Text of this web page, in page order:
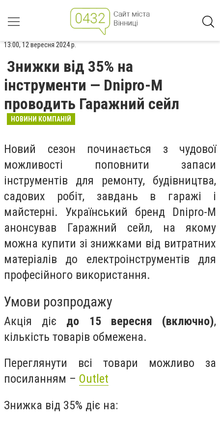
13:00, 12 вересня 2024 р.
Знижки від 35% на
інструменти — Dnipro-M
проводить Гаражний сейл
НОВИНИ КОМПАНІЙ
Новий сезон починається з чудової
можливості поповнити запаси
інструментів для ремонту, будівництва,
садових робіт, завдань в гаражі і
майстерні. Український бренд Dnipro-M
анонсував Гаражний сейл, на якому
можна купити зі знижками від витратних
матеріалів до електроінструментів для
професійного використання.
Умови розпродажу
Акція діє до 15 вересня (включно),
кількість товарів обмежена.
Переглянути всі товари можливо за
посиланням – Outlet
Знижка від 35% діє на: